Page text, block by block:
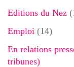
Editions du Nez
Emploi (14)
En relations
tribunes)